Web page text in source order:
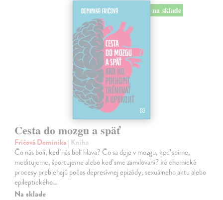
na sklade
Cesta do mozgu a späť
Fričová Dominika| Kniha
Čo nás bolí, keď nás bolí hlava? Čo sa deje v mozgu, keď spíme,
meditujeme, športujeme alebo keď sme zamilovaní? ké chemické
procesy prebiehajú počas depresívnej epizódy, sexuálneho aktu alebo
epileptického…
Na sklade